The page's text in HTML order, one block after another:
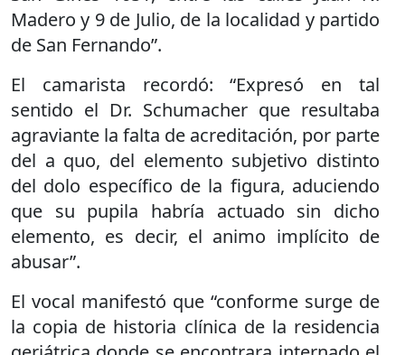
Madero y 9 de Julio, de la localidad y partido
de San Fernando”.
El camarista recordó: “Expresó en tal
sentido el Dr. Schumacher que resultaba
agraviante la falta de acreditación, por parte
del a quo, del elemento subjetivo distinto
del dolo específico de la figura, aduciendo
que su pupila habría actuado sin dicho
elemento, es decir, el animo implícito de
abusar”.
El vocal manifestó que “conforme surge de
la copia de historia clínica de la residencia